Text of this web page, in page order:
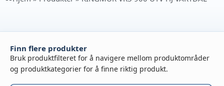
Finn flere produkter
Bruk produktfilteret for å navigere mellom produktområder
og produktkategorier for å finne riktig produkt.